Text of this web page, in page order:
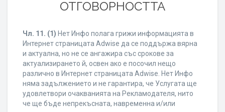
ОТГОВОРНОСТТА
Чл. 11. (1) Нет Инфо полага грижи информацията в
Интернет страницата Adwise да се поддържа вярна
и актуална, но не се ангажира със срокове за
актуализирането й, освен ако е посочил нещо
различно в Интернет страницата Adwise. Нет Инфо
няма задължението и не гарантира, че Услугата ще
удовлетвори очакванията на Рекламодателя, нито
че ще бъде непрекъсната, навременна и/или